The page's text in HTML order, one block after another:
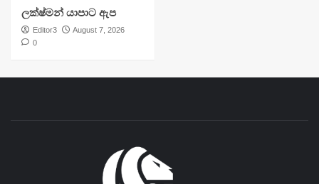
ලක්ෂ්මන් යාපාට ඇප
Editor3
August 7, 2026
0